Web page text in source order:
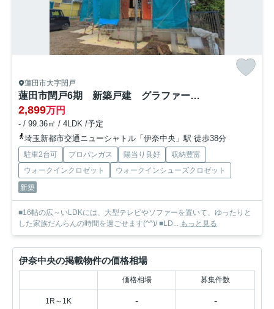
蓮田市大字閏戸
蓮田市閏戸6期 新築戸建 グラファーレ01
2,899万円
- / 99.36㎡ / 4LDK /予定
埼玉新都市交通ニューシャトル「伊奈中央」駅 徒歩38分
駐車2台可 プロパンガス 陽当り良好
収納豊富
ウォークインクロゼット
ウォークインシューズクロゼット
新築
■16帖の広～いLDKには、大型テレビやソファーを置いて、ゆったりと
した家族だんらんの時間を過ごせます(^^)/ ■LD...
もっと見る
伊奈中央の掲載物件の価格相場
価格相場 募集件数
1R～1K - -